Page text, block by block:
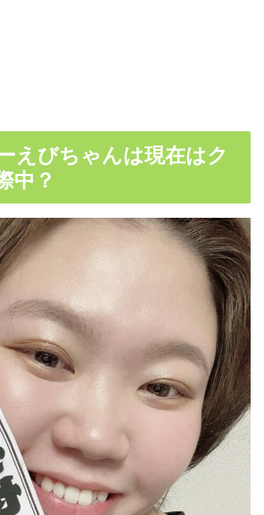
えびちゃんは現在はク
中？